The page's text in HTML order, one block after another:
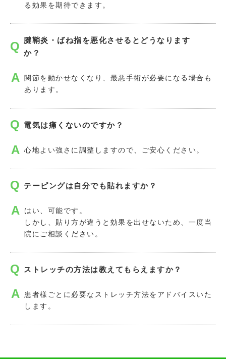
る効果を期待できます。
腱鞘炎・ばね指を悪化させるとどうなります
か？
関節を動かせなくなり、最悪手術が必要になる場合も
あります。
電気は痛くないのですか？
心地よい強さに調整しますので、ご安心ください。
テーピングは自分でも貼れますか？
はい、可能です。
しかし、貼り方が違うと効果を出せないため、一度当
院にご相談ください。
ストレッチの方法は教えてもらえますか？
患者様ごとに必要なストレッチ方法をアドバイスいた
します。